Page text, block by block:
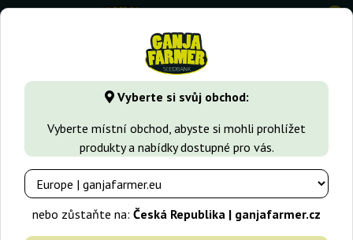
Vyberte si svůj obchod:
Vyberte místní obchod, abyste si mohli prohlížet
produkty a nabídky dostupné pro vás.
nebo zůstaňte na: Česká Republika | ganjafarmer.cz
0
GanjaFarmer.cz Druhy Marihuany Bubble Gum